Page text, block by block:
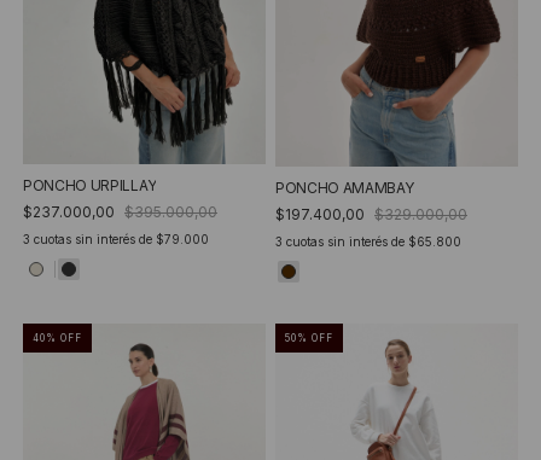
PONCHO URPILLAY
$237.000,00 $395.000,00
3 cuotas sin interés de $79.000
PONCHO AMAMBAY
$197.400,00 $329.000,00
3 cuotas sin interés de $65.800
40 % OFF 50 % OFF